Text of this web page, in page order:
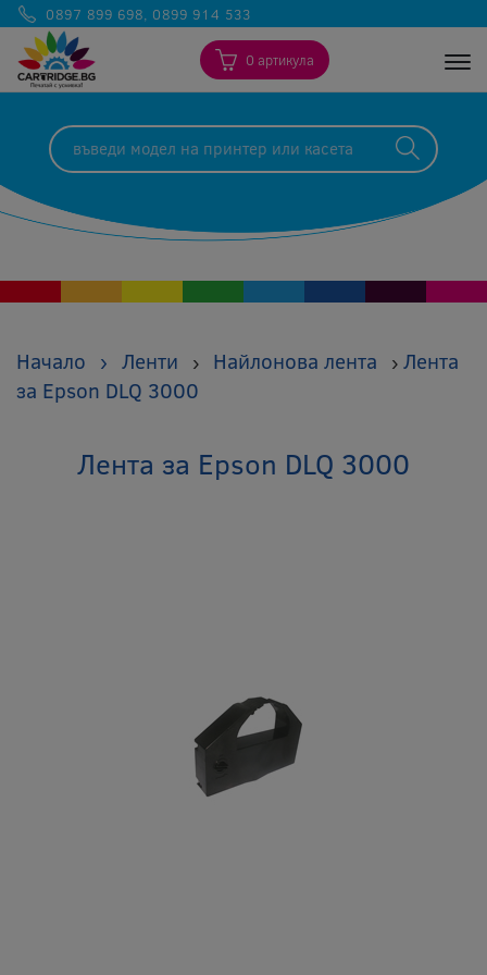
0897 899 698, 0899 914 533
0 артикула
Начало › Ленти › Найлонова лента › Лента
за Epson DLQ 3000
Лента за Epson DLQ 3000